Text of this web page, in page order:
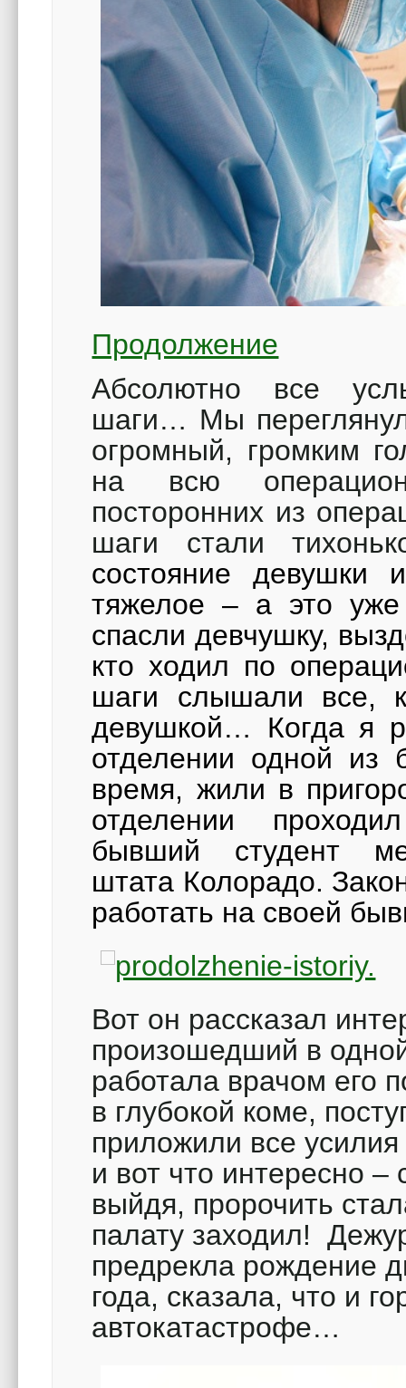
Продолжение
Абсолютно все
шаги… Мы
огромный, громким
на всю
посторонних из
шаги стали
состояние девушки
тяжелое – а это
спасли девчушку,
кто ходил по
шаги слышали все,
девушкой… Когда я
отделении одной из
время, жили в
отделении
бывший студент
штата Колорадо.
работать на своей
Вот он рассказал
произошедший в
работала врачом его
в глубокой коме,
приложили все
и вот что интересно
выйдя, пророчить
палату заходил!
предрекла рождение
года, сказала, что и
автокатастрофе…